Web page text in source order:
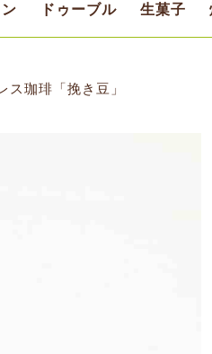
ドゥーブル 生菓子
ス珈琲「挽き豆」